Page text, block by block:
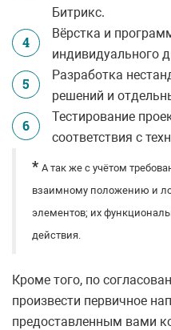
Битрикс.
4
Вёрстка и
индивидуального
5
Разработка
решений и
6
Тестирование
соответствия с
* А так же с учётом
взаимному положению и
элементов; их
действия.
Кроме того, по
произвести первичное
предоставленным вами